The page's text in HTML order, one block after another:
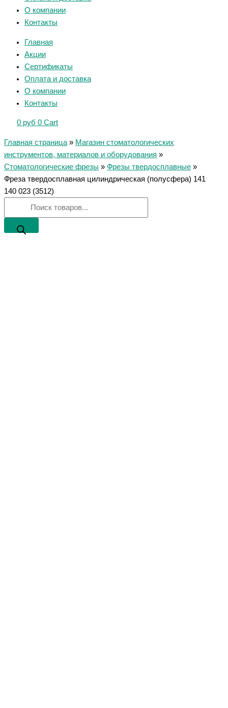
О компании
Контакты
Главная
Акции
Сертификаты
Оплата и доставка
О компании
Контакты
0 руб 0 Cart
Главная страница » Магазин стоматологических
инструментов, материалов и оборудования »
Стоматологические фрезы » Фрезы твердосплавные »
Фреза твердосплавная цилиндрическая (полусфера) 141
140 023 (3512)